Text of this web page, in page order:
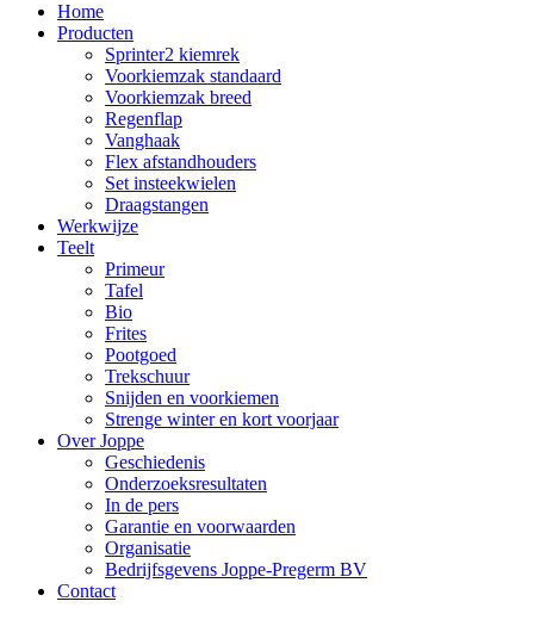
Home
Producten
Sprinter2 kiemrek
Voorkiemzak standaard
Voorkiemzak breed
Regenflap
Vanghaak
Flex afstandhouders
Set insteekwielen
Draagstangen
Werkwijze
Teelt
Primeur
Tafel
Bio
Frites
Pootgoed
Trekschuur
Snijden en voorkiemen
Strenge winter en kort voorjaar
Over Joppe
Geschiedenis
Onderzoeksresultaten
In de pers
Garantie en voorwaarden
Organisatie
Bedrijfsgevens Joppe-Pregerm BV
Contact